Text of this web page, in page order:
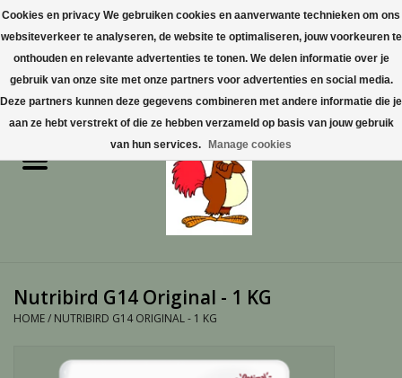
0 Artikelen - €0,00
Home
Vogelproducten aanschaffen
in Limburg
Nutribird G14 Original - 1 KG
HOME/ NUTRIBIRD G14 ORIGINAL - 1 KG
Cookies en privacy We gebruiken cookies en aanverwante technieken om ons
websiteverkeer te analyseren, de website te optimaliseren, jouw voorkeuren te
onthouden en relevante advertenties te tonen. We delen informatie over je
gebruik van onze site met onze partners voor advertenties en social media.
Deze partners kunnen deze gegevens combineren met andere informatie die je
aan ze hebt verstrekt of die ze hebben verzameld op basis van jouw gebruik
van hun services.
Manage cookies